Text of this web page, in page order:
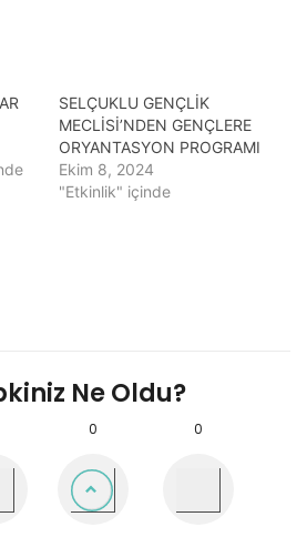
SELÇUKLU GENÇLİK
MECLİSİ’NDEN GENÇLERE
ORYANTASYON PROGRAMI
Ekim 8, 2024
"Etkinlik" içinde
Ne Oldu?
0 0